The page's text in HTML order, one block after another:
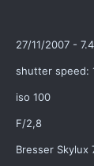
27/11/2007 -
shutter speed:
iso 100
F/2,8
Bresser Skylux